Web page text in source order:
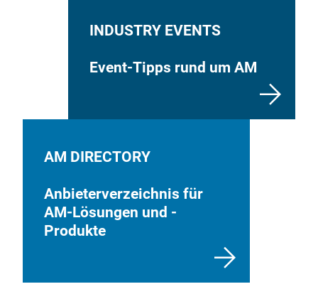
INDUSTRY EVENTS
Event-Tipps rund um AM
AM DIRECTORY
Anbieterverzeichnis für
AM-Lösungen und -
Produkte